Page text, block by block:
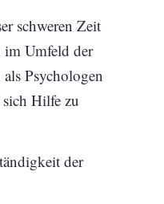
schweren Zeit
im Umfeld der
Psychologen
Hilfe zu
der